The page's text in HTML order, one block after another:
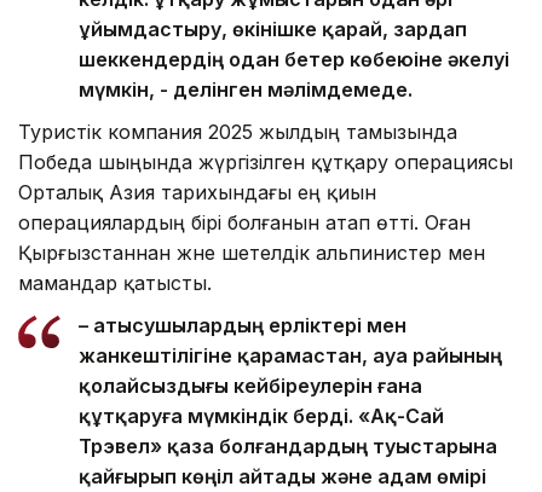
ұйымдастыру, өкінішке қарай, зардап
шеккендердің одан бетер көбеюіне әкелуі
мүмкін, - делінген мәлімдемеде.
Туристік компания 2025 жылдың тамызында
Победа шыңында жүргізілген құтқару операциясы
Орталық Азия тарихындағы ең қиын
операциялардың бірі болғанын атап өтті. Оған
Қырғызстаннан және шетелдік альпинистер мен
мамандар қатысты.
– Қатысушылардың ерліктері мен
жанкештілігіне қарамастан, ауа райының
қолайсыздығы кейбіреулерін ғана
құтқаруға мүмкіндік берді. «Ақ-Сай
Трэвел» қаза болғандардың туыстарына
қайғырып көңіл айтады және адам өмірі